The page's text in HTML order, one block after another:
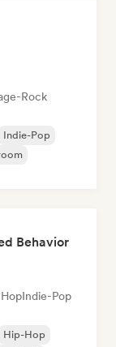
Rock
Indie-Pop
Behavior
Indie-Pop
Hip-Hop